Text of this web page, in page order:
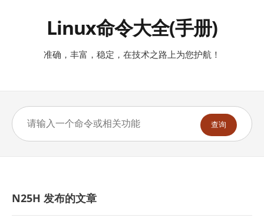
Linux命令大全(手册)
准确，丰富，稳定，在技术之路上为您护航！
查询
N25H 发布的文章